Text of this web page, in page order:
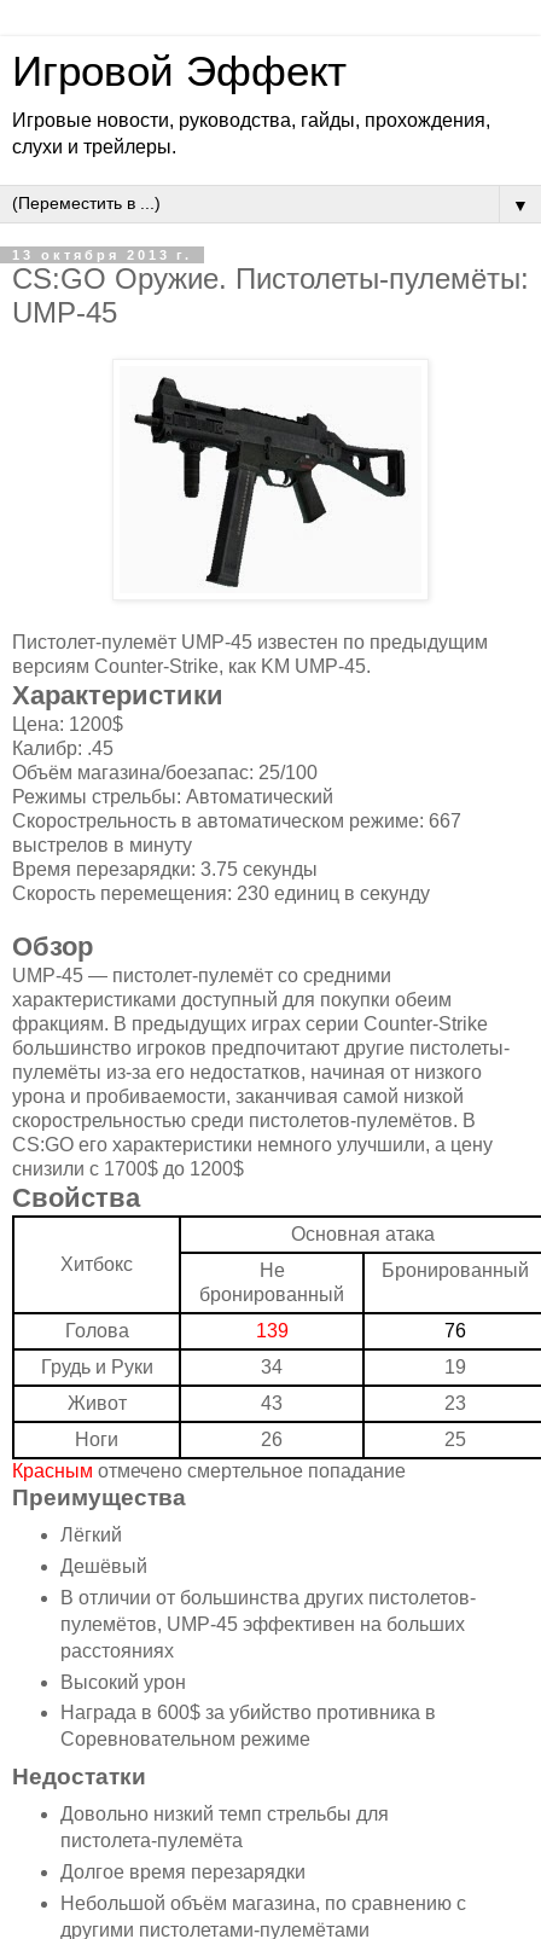
Игровой Эффект
Игровые новости, руководства, гайды, прохождения,
слухи и трейлеры.
▼
13 октября 2013 г.
CS:GO Оружие. Пистолеты-пулемёты:
UMP-45
Пистолет-пулемёт UMP-45 известен по предыдущим
версиям Counter-Strike, как KM UMP-45.
Характеристики
Цена: 1200$
Калибр: .45
Объём магазина/боезапас: 25/100
Режимы стрельбы: Автоматический
Скорострельность в автоматическом режиме: 667
выстрелов в минуту
Время перезарядки: 3.75 секунды
Скорость перемещения: 230 единиц в секунду
Обзор
UMP-45 — пистолет-пулемёт со средними
характеристиками доступный для покупки обеим
фракциям. В предыдущих играх серии Counter-Strike
большинство игроков предпочитают другие пистолеты-
пулемёты из-за его недостатков, начиная от низкого
урона и пробиваемости, заканчивая самой низкой
скорострельностью среди пистолетов-пулемётов. В
CS:GO его характеристики немного улучшили, а цену
снизили с 1700$ до 1200$
Свойства
Хитбокс
Основная атака
Не
бронированный
Бронированный
Голова 139
76
Грудь и Руки
34
19
Живот
43
23
Ноги
26
25
Красным отмечено смертельное попадание
Преимущества
Лёгкий
Дешёвый
В отличии от большинства других пистолетов-
пулемётов, UMP-45 эффективен на больших
расстояниях
Высокий урон
Награда в 600$ за убийство противника в
Соревновательном режиме
Недостатки
Довольно низкий темп стрельбы для
пистолета-пулемёта
Долгое время перезарядки
Небольшой объём магазина, по сравнению с
другими пистолетами-пулемётами